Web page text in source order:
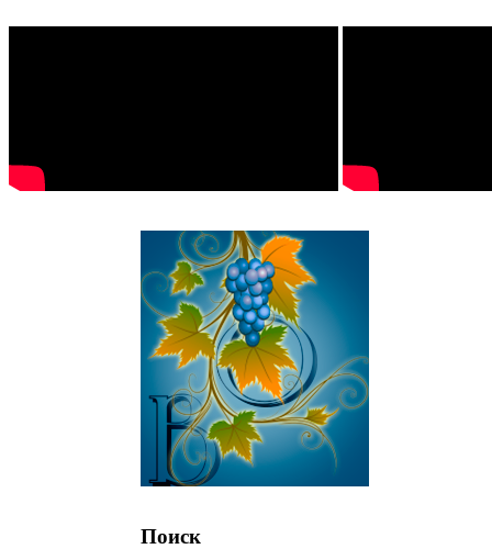
Поиск